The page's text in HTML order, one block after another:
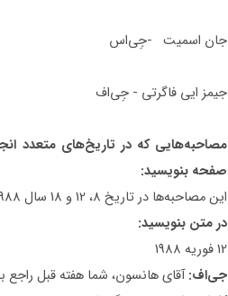
جان اسمیت -جِی‌اس
جیمز ایی فاگرتی - جِی‌اف
مصاحبه‌هایی که در تاریخ‌های متعدد
صفحه بنویسید:
این مصاحبه‌ها در تاریخ 8، 12 و 18 سال 1988 انجام شده‌اند
در متن بنویسید:
12 فوریه 1988
جی‌اف:آقای هانسون، شما هفته قبل راجع